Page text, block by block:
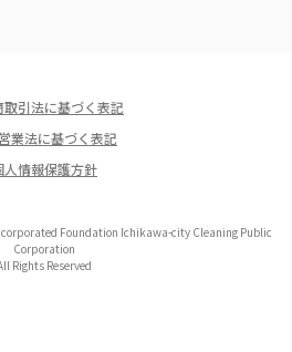
取引法に基づく表記
業法に基づく表記
人情報保護方針
Foundation Ichikawa-city Cleaning Public
Corporation
Rights Reserved